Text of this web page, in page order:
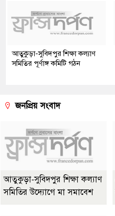
আতুকুড়া-সুবিদপুর শিক্ষা কল্যাণ
সমিতির পূর্ণাঙ্গ কমিটি গঠন
জনপ্রিয় সংবাদ
আতুকুড়া-সুবিদপুর শিক্ষা কল্যাণ
সমিতির উদ্যোগে মা সমাবেশ